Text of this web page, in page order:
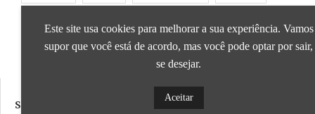
APRESENTADO POR BRAPEX
SIGA NOSSAS REDES SOCIAIS
Este site usa cookies para melhorar a sua experiência. Vamos
supor que você está de acordo, mas você pode optar por sair,
se desejar.
Aceitar